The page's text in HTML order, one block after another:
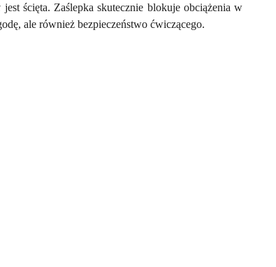
ścięta. Zaślepka skutecznie blokuje obciążenia w
ale również bezpieczeństwo ćwiczącego.